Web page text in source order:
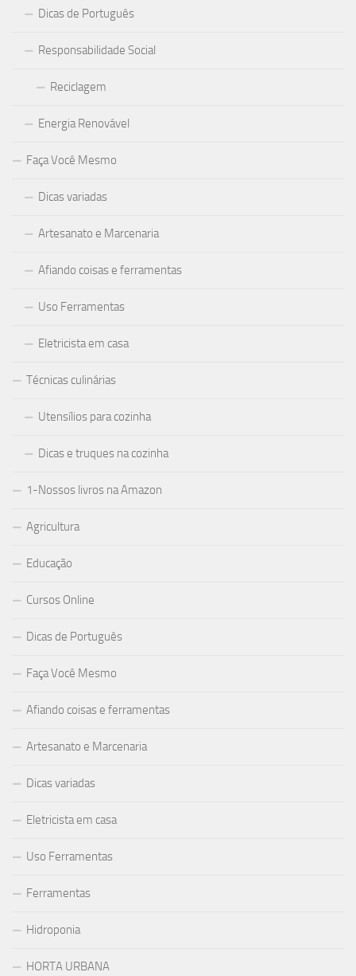
Dicas de Português
Responsabilidade Social
Reciclagem
Energia Renovável
Faça Você Mesmo
Dicas variadas
Artesanato e Marcenaria
Afiando coisas e ferramentas
Uso Ferramentas
Eletricista em casa
Técnicas culinárias
Utensílios para cozinha
Dicas e truques na cozinha
1-Nossos livros na Amazon
Agricultura
Educação
Cursos Online
Dicas de Português
Faça Você Mesmo
Afiando coisas e ferramentas
Artesanato e Marcenaria
Dicas variadas
Eletricista em casa
Uso Ferramentas
Ferramentas
Hidroponia
HORTA URBANA